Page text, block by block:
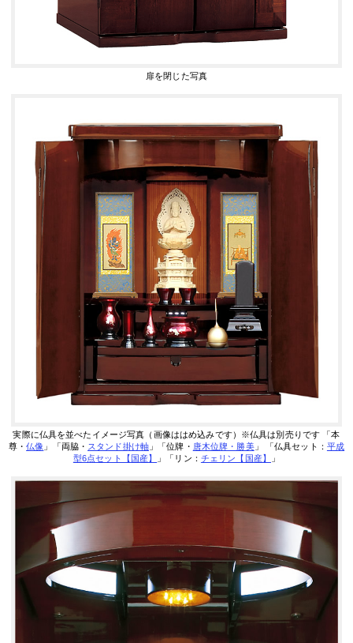
扉を閉じた写真
実際に仏具を並べたイメージ写真（画像ははめ込みです）※仏具は別売りです 「本
尊・仏像 」「両脇・ スタンド掛け軸 」「位牌・ 唐木位牌・勝美」 「仏具セット： 平成
型6点セット【国産】
」「リン： チェリン【国産】 」